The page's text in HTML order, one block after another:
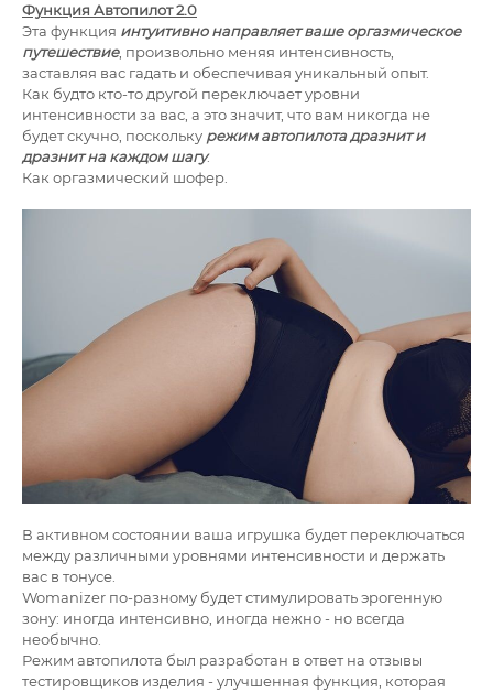
Функция Автопилот 2.0
Эта функция интуитивно направляет ваше оргазмическое
путешествие, произвольно меняя интенсивность,
заставляя вас гадать и обеспечивая уникальный опыт.
Как будто кто-то другой переключает уровни
интенсивности за вас, а это значит, что вам никогда не
будет скучно, поскольку режим автопилота дразнит и
дразнит на каждом шагу.
Как оргазмический шофер.
В активном состоянии ваша игрушка будет переключаться
между различными уровнями интенсивности и держать
вас в тонусе.
Womanizer по-разному будет стимулировать эрогенную
зону: иногда интенсивно, иногда нежно - но всегда
необычно.
Режим автопилота был разработан в ответ на отзывы
тестировщиков изделия - улучшенная функция, которая